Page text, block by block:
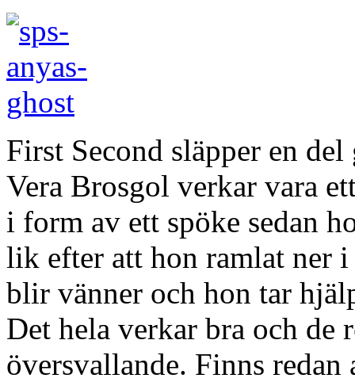
First Second släpper en
Vera Brosgol verkar vara
i form av ett spöke sedan
lik efter att hon ramlat ner
blir vänner och hon tar
Det hela verkar bra och de
översvallande. Finns redan